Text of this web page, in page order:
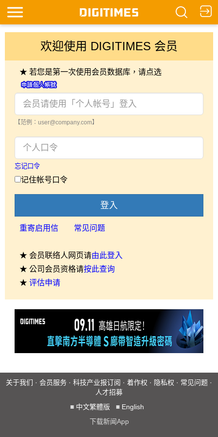
欢迎使用 DIGITIMES 会员
★ 若您是第一次使用会员数据库，请点选
【范例：user@company.com】
忘记口令
记住帐号口令
登入
重寄启用信 常见问题
★ 会员联络人网页请由此登入
★ 公司会员资格请按此查询
★ 评估申请
关于我们 · 会员服务 · 科技产业报订阅 · 着作权 · 隐私权 · 常见问题 ·
人才招募
■ 中文繁體版 ■ English
下载新闻App